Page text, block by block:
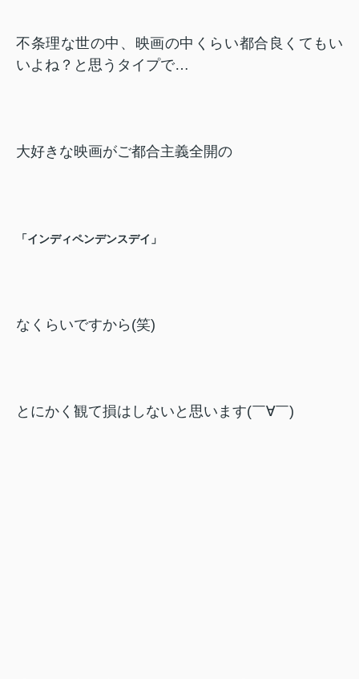
不条理な世の中、映画の中くらい都合良くてもい
いよね？と思うタイプで…
大好きな映画がご都合主義全開の
「インディペンデンスデイ」
なくらいですから(笑)
とにかく観て損はしないと思います(￣∀￣)